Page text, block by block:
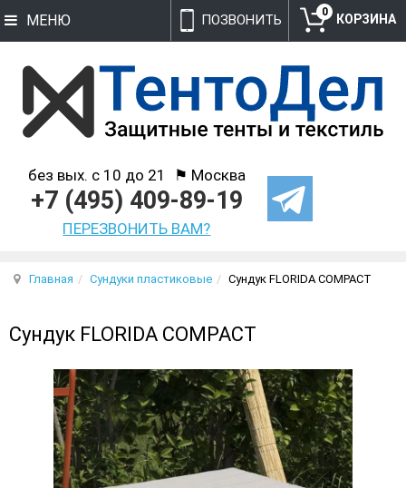
ПОЗВОНИТЬ
без вых. с 10 до 21 ⚑ Москва
+7 (495) 409-89-19
ПЕРЕЗВОНИТЬ ВАМ?
0
МЕНЮ
Главная Сундуки пластиковые Сундук FLORIDA COMPACT
Сундук FLORIDA COMPACT